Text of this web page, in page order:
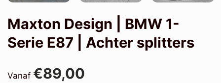
Maxton Design | BMW 1-
Serie E87 | Achter splitters
Vanaf €89,00